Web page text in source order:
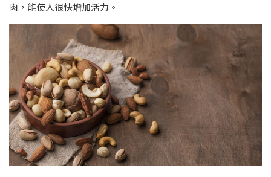
肉，能使人很快增加活力。